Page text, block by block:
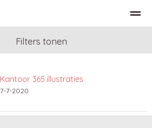
Zoeken Nieuws
Filters tonen
Kantoor 365 illustraties
7-7-2020